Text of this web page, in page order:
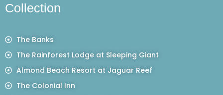
Collection
The Banks
The Rainforest Lodge at Sleeping Giant
Almond Beach Resort at Jaguar Reef
The Colonial Inn